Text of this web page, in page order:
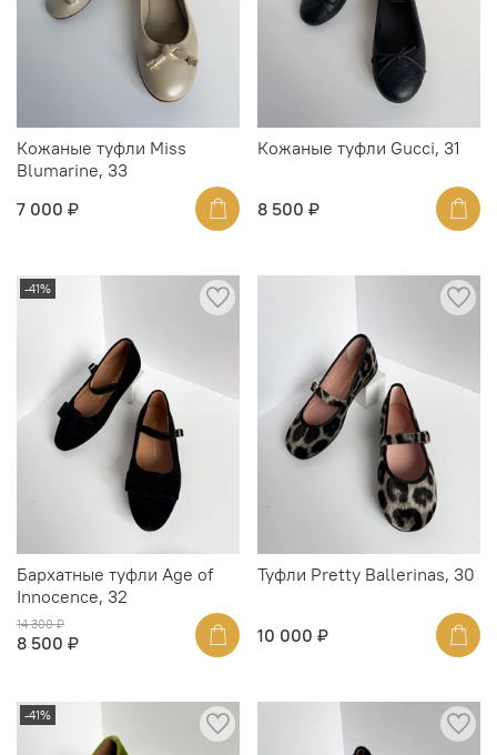
Кожаные туфли Miss
Blumarine, 33
7 000 ₽
Кожаные туфли Gucci, 31
8 500 ₽
-41%
Бархатные туфли Age of
Innocence, 32
14 300 ₽
8 500 ₽
Туфли Pretty Ballerinas, 30
10 000 ₽
-41%